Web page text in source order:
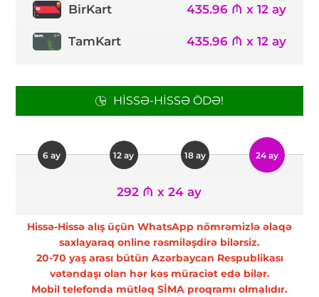
BirKart 435.96 ₼ x 12 ay
TamKart 435.96 ₼ x 12 ay
HISSƏ-HISSƏ ÖDƏ!
6 ay 12 ay 18 ay 24 ay
292 ₼ x 24 ay
Hissə-Hissə alış üçün WhatsApp nömrəmizlə əlaqə
saxlayaraq online rəsmiləşdirə bilərsiz.
20-70 yaş arası bütün Azərbaycan Respublikası
vətəndaşı olan hər kəs müraciət edə bilər.
Mobil telefonda mütləq SİMA proqramı olmalıdır.